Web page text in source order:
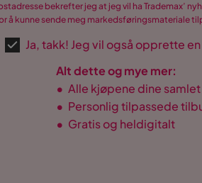
bekrefter jeg at jeg vil ha Trademax’
å kunne sende meg markedsføringsmateriale
Ja, takk! Jeg vil også opprette
Alt dette og mye mer:
• Alle kjøpene dine
• Personlig tilpassede
• Gratis og heldigitalt